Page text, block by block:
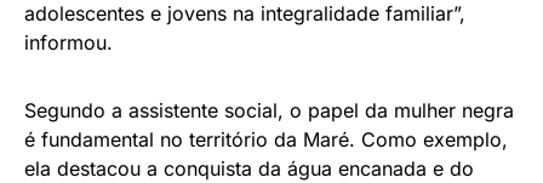
adolescentes e jovens na integralidade familiar”,
informou.
Segundo a assistente social, o papel da mulher negra
é fundamental no território da Maré. Como exemplo,
ela destacou a conquista da água encanada e do